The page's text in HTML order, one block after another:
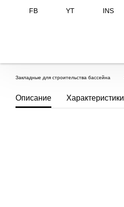
FB YT INS
Закладные для строительства бассейна
Описание Характеристики